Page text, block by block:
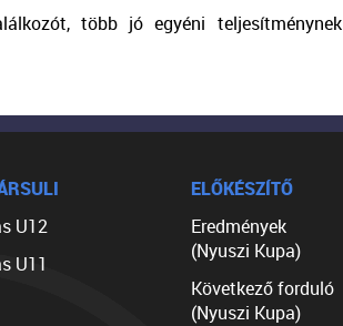
több jó egyéni teljesítménynek
U12
U11
ELŐKÉSZÍTŐ
Eredmények
(Nyuszi Kupa)
Következő forduló
(Nyuszi Kupa)